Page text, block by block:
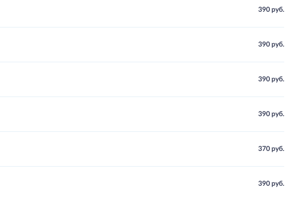
390 руб.
390 руб.
390 руб.
390 руб.
370 руб.
390 руб.